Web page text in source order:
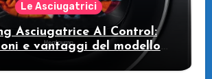
Le Asciugatrici
Asciugatrice AI Control:
e vantaggi del modello